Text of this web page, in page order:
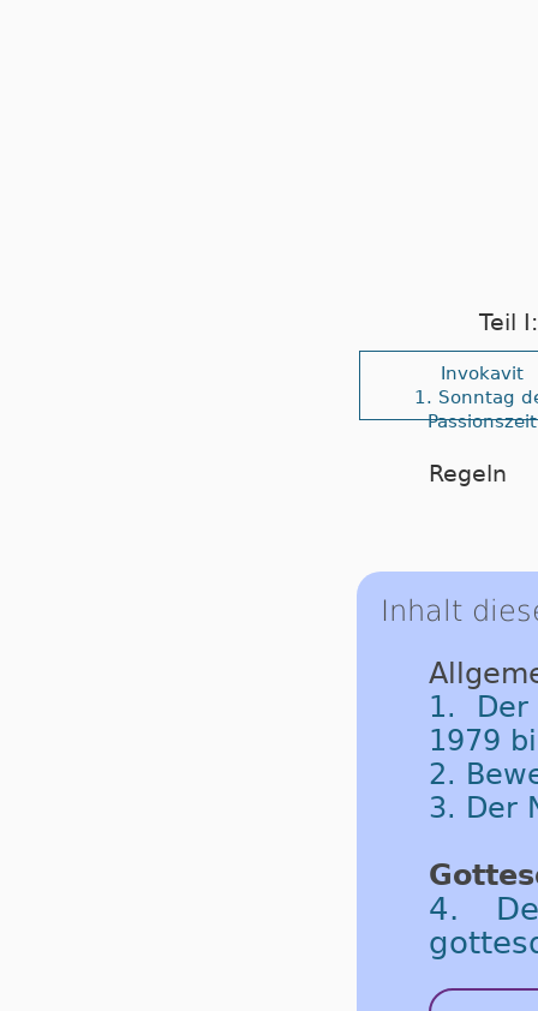
Teil
Invokavit
1. Sonntag
Passionszeit
Regeln
Inhalt
1. Der
1979
2.
3. Der
4.